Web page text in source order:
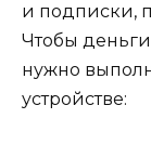
и подписки,
Чтобы
нужно
устройстве: